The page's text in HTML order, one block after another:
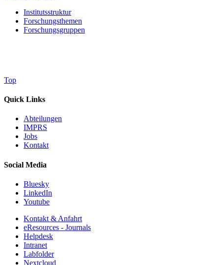
Institutsstruktur
Forschungsthemen
Forschungsgruppen
Top
Quick Links
Abteilungen
IMPRS
Jobs
Kontakt
Social Media
Bluesky
LinkedIn
Youtube
Kontakt & Anfahrt
eResources - Journals
Helpdesk
Intranet
Labfolder
Nextcloud